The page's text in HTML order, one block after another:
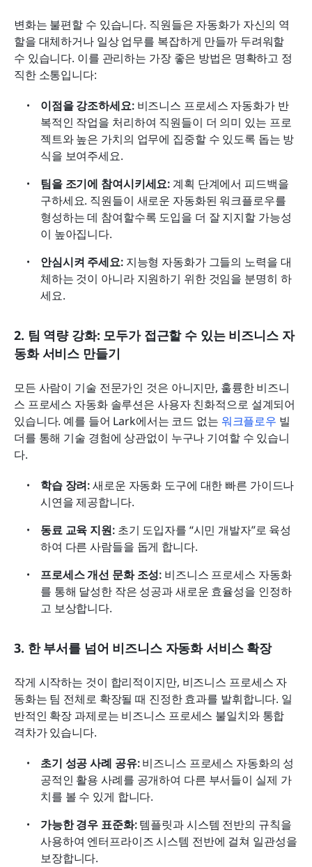
변화는 불편할 수 있습니다. 직원들은 자동화가 자신의 역
할을 대체하거나 일상 업무를 복잡하게 만들까 두려워할
수 있습니다. 이를 관리하는 가장 좋은 방법은 명확하고 정
직한 소통입니다:
이점을 강조하세요: 비즈니스 프로세스 자동화가 반
복적인 작업을 처리하여 직원들이 더 의미 있는 프로
젝트와 높은 가치의 업무에 집중할 수 있도록 돕는 방
식을 보여주세요.
팀을 조기에 참여시키세요: 계획 단계에서 피드백을
구하세요. 직원들이 새로운 자동화된 워크플로우를
형성하는 데 참여할수록 도입을 더 잘 지지할 가능성
이 높아집니다.
안심시켜 주세요: 지능형 자동화가 그들의 노력을 대
체하는 것이 아니라 지원하기 위한 것임을 분명히 하
세요.
2. 팀 역량 강화: 모두가 접근할 수 있는 비즈니스 자
동화 서비스 만들기
모든 사람이 기술 전문가인 것은 아니지만, 훌륭한 비즈니
스 프로세스 자동화 솔루션은 사용자 친화적으로 설계되어
있습니다. 예를 들어 Lark에서는 코드 없는 워크플로우 빌
더를 통해 기술 경험에 상관없이 누구나 기여할 수 있습니
다.
학습 장려: 새로운 자동화 도구에 대한 빠른 가이드나
시연을 제공합니다.
동료 교육 지원: 초기 도입자를 “시민 개발자”로 육성
하여 다른 사람들을 돕게 합니다.
프로세스 개선 문화 조성: 비즈니스 프로세스 자동화
를 통해 달성한 작은 성공과 새로운 효율성을 인정하
고 보상합니다.
3. 한 부서를 넘어 비즈니스 자동화 서비스 확장
작게 시작하는 것이 합리적이지만, 비즈니스 프로세스 자
동화는 팀 전체로 확장될 때 진정한 효과를 발휘합니다. 일
반적인 확장 과제로는 비즈니스 프로세스 불일치와 통합
격차가 있습니다.
초기 성공 사례 공유: 비즈니스 프로세스 자동화의 성
공적인 활용 사례를 공개하여 다른 부서들이 실제 가
치를 볼 수 있게 합니다.
가능한 경우 표준화: 템플릿과 시스템 전반의 규칙을
사용하여 엔터프라이즈 시스템 전반에 걸쳐 일관성을
보장합니다.